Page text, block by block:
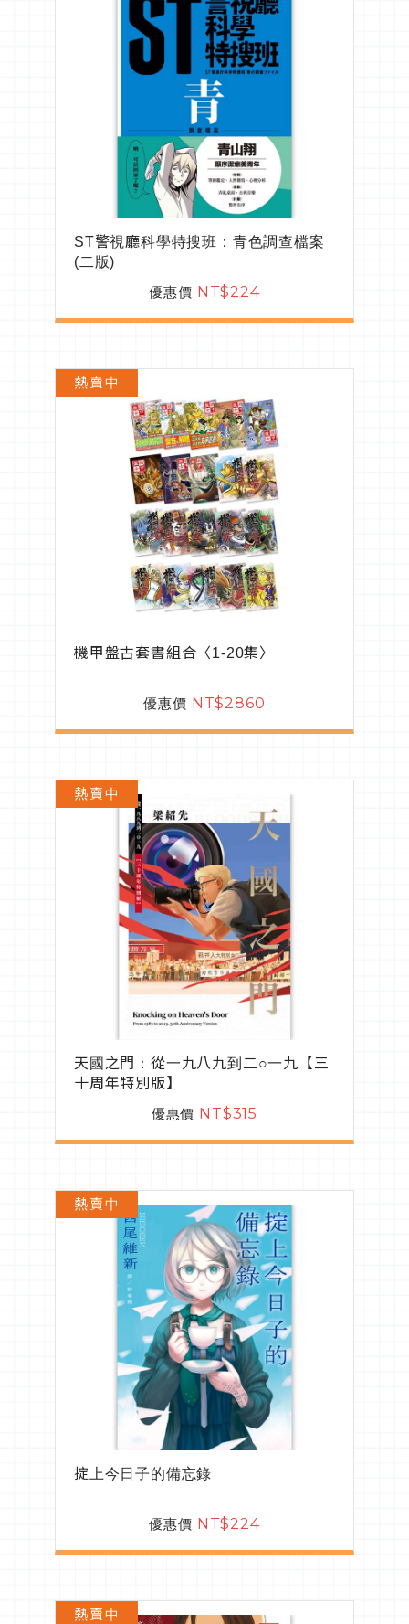
ST警視廳科學特搜班：青色調查檔案
(二版)
優惠價 NT$224
機甲盤古套書組合〈1-20集〉
優惠價 NT$2860
熱賣中
天國之門：從一九八九到二○一九【三
十周年特別版】
優惠價 NT$315
熱賣中
掟上今日子的備忘錄
優惠價 NT$224
熱賣中
熱賣中